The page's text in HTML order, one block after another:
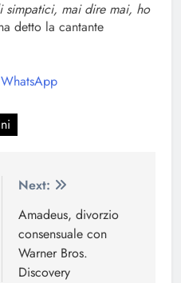
simpatici, mai dire mai, ho
detto la cantante
WhatsApp
Next:
Amadeus, divorzio
consensuale con
Warner Bros.
Discovery